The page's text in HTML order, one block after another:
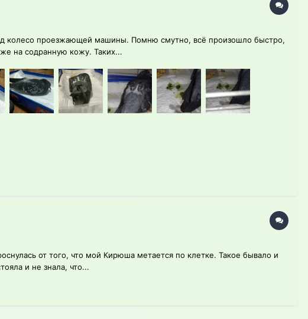
колесо проезжающей машины. Помню смутно, всё произошло быстро,
на содранную кожу. Таких...
от того, что мой Кирюша метается по клетке. Такое бывало и
и не знала, что...